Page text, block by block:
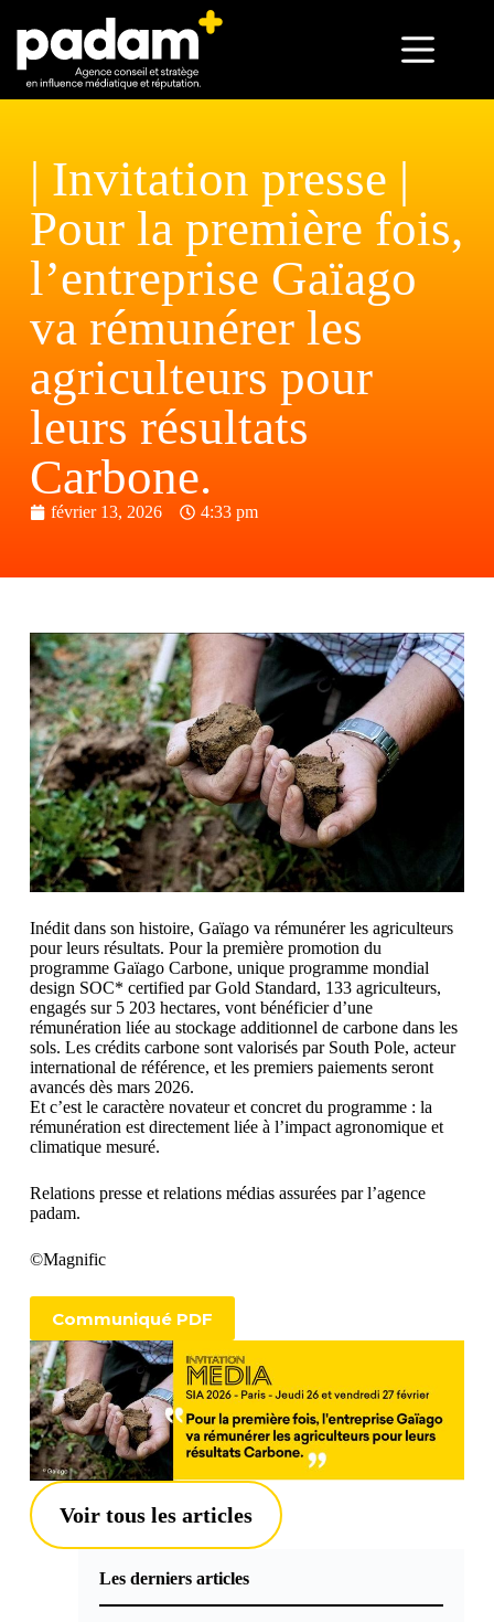
| Invitation presse |
Pour la première fois,
l’entreprise Gaïago
va rémunérer les
agriculteurs pour
leurs résultats
Carbone.
février 13, 2026 4:33 pm
Inédit dans son histoire, Gaïago va rémunérer les agriculteurs
pour leurs résultats. Pour la première promotion du
programme Gaïago Carbone, unique programme mondial
design SOC* certified par Gold Standard, 133 agriculteurs,
engagés sur 5 203 hectares, vont bénéficier d’une
rémunération liée au stockage additionnel de carbone dans les
sols. Les crédits carbone sont valorisés par South Pole, acteur
international de référence, et les premiers paiements seront
avancés dès mars 2026.
Et c’est le caractère novateur et concret du programme : la
rémunération est directement liée à l’impact agronomique et
climatique mesuré.
Relations presse et relations médias assurées par l’agence
padam.
©Magnific
Communiqué PDF
Voir tous les articles
Les derniers articles